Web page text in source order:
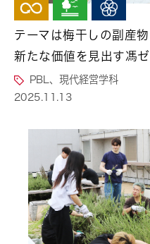
テーマは梅干しの副産
新たな価値を見出す馮
PBL、現代経営学科
2025.11.13